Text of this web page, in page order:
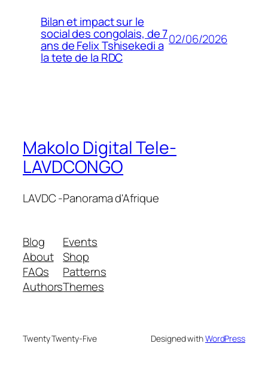
Bilan et impact sur le
social des congolais, de 7
ans de Felix Tshisekedi a
la tete de la RDC
02/06/2026
Makolo Digital Tele-
LAVDCONGO
LAVDC -Panorama d'Afrique
Blog
About
FAQs
Authors
Events
Shop
Patterns
Themes
Twenty Twenty-Five Designed withWordPress